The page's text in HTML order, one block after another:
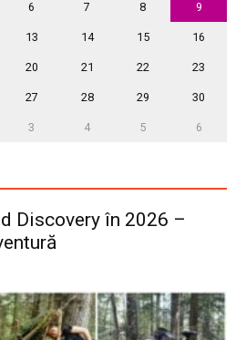
6 7 8 9
13 14 15 16
20 21 22 23
27 28 29 30
3 4 5 6
Discovery în 2026 –